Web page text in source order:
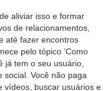
aliviar isso e formar
de relacionamentos,
até fazer encontros
pelo tópico ‘Como
já tem o seu usuário,
social. Você não paga
vídeos, buscar usuários e